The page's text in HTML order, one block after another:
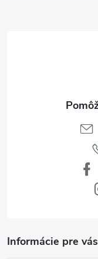
Informácie pre vás